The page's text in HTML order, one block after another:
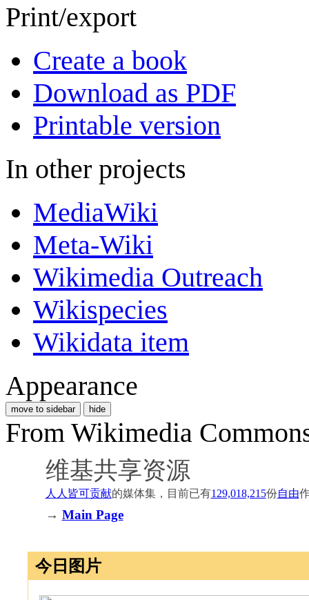
Print/export
Create a book
Download as PDF
Printable version
In other projects
MediaWiki
Meta-Wiki
Wikimedia Outreach
Wikispecies
Wikidata item
Appearance
move to sidebar hide
From Wikimedia
维基共享资源
人人皆可贡献的媒体集，目前已有129,018,215份自由
→ Main Page
今日图片